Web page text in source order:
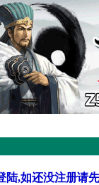
,如还没注册请